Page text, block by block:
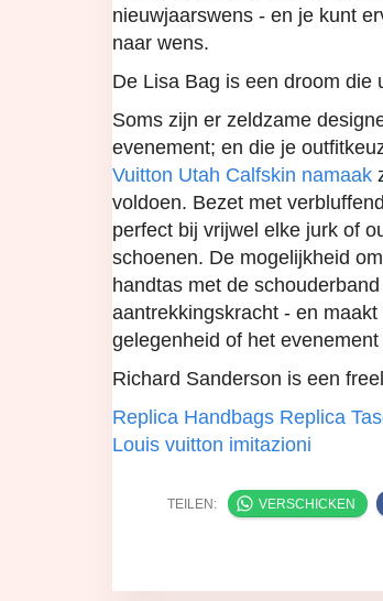
nieuwjaarswens - en je kunt
naar wens.
De Lisa Bag is een droom die
Soms zijn er zeldzame
evenement; en die je
Vuitton Utah Calfskin namaak
voldoen. Bezet met
perfect bij vrijwel elke jurk of
schoenen. De mogelijkheid
handtas met de
aantrekkingskracht - en
gelegenheid of het
Richard Sanderson is een
Replica Handbags Replica
Louis vuitton imitazioni
TEILEN: VERSCHICKEN